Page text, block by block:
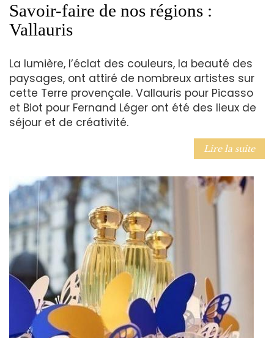
Savoir-faire de nos régions :
Vallauris
La lumière, l’éclat des couleurs, la beauté des
paysages, ont attiré de nombreux artistes sur
cette Terre provençale. Vallauris pour Picasso
et Biot pour Fernand Léger ont été des lieux de
séjour et de créativité.
Lire la suite